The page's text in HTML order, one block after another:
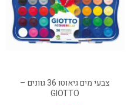
צבעי מים גיאוטו 36 גוונים –
GIOTTO